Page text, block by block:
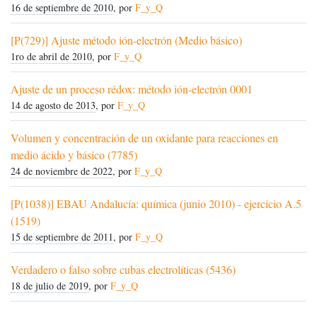
16 de septiembre de 2010, por F_y_Q
[P(729)] Ajuste método ión-electrón (Medio básico)
1ro de abril de 2010, por F_y_Q
Ajuste de un proceso rédox: método ión-electrón 0001
14 de agosto de 2013, por F_y_Q
Volumen y concentración de un oxidante para reacciones en
medio ácido y básico (7785)
24 de noviembre de 2022, por F_y_Q
[P(1038)] EBAU Andalucía: química (junio 2010) - ejercicio A.5
(1519)
15 de septiembre de 2011, por F_y_Q
Verdadero o falso sobre cubas electrolíticas (5436)
18 de julio de 2019, por F_y_Q